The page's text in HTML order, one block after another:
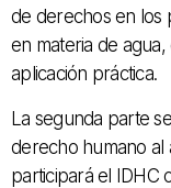
de derechos en los
en materia de
aplicación práctica.
La segunda parte
derecho humano al
participará el IDHC